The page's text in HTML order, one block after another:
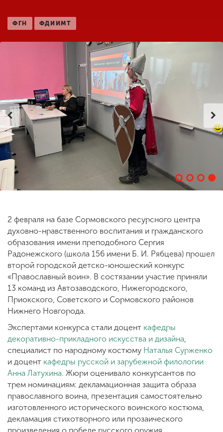
Студенческая жизнь
Сведения об
образовательной
организации
ENG SPN
+7 (831) 262-26-20
ФГН ФДИИМТ
2 февраля на базе Сормовского ресурсного центра
духовно-нравственного воспитания и гражданского
образования имени преподобного Сергия
Радонежского (школа 156 имени Б. И. Рябцева) прошел
второй городской детско-юношеский конкурс
«Православный воин». В состязании участие приняли
13 команд из Автозаводского, Нижегородского,
Приокского, Советского и Сормовского районов
Нижнего Новгорода.
Экспертами конкурса стали доцент кафедры
декоративно-прикладного искусства и дизайна
специалист по народному костюму Наталья Сурженко
и доцент кафедры русской и зарубежной филологии
Анна Латухина. Жюри оценивало конкурсантов по
трем номинациям: декламационная защита образа
православного воина, презентация самостоятельно
изготовленного исторического воинского костюма,
декламация стихотворного или прозаического